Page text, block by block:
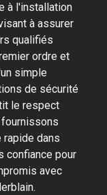
à l'installation
à assurer
qualifiés
ordre et
simple
de sécurité
le respect
rapide dans
confiance pour
avec